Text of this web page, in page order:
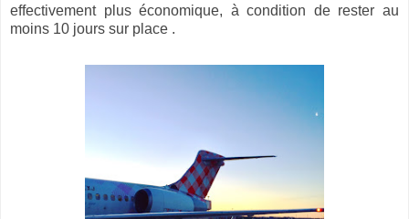
effectivement plus économique, à condition de rester au
moins 10 jours sur place .